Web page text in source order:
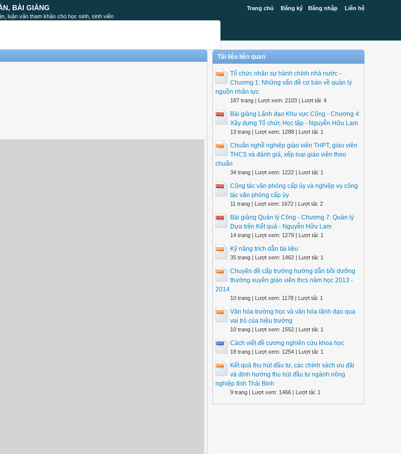
Trang chủ Đăng ký Đăng nhập Liên hệ
BÀI GIẢNG
luận văn tham khảo cho học sinh, sinh viên
Tài liệu liên quan
Tổ chức nhân sự hành chính nhà nước -
Chương 1: Những vấn đề cơ bản về quản lý
nguồn nhân lực
187 trang | Lượt xem: 2103 | Lượt tải: 4
Bài giảng Lãnh đạo Khu vực Công - Chương 4:
Xây dựng Tổ chức Học tập - Nguyễn Hữu Lam
13 trang | Lượt xem: 1288 | Lượt tải: 1
Chuẩn nghề nghiệp giáo viên THPT, giáo viên
THCS và đánh giá, xếp loại giáo viên theo
chuẩn
34 trang | Lượt xem: 1222 | Lượt tải: 1
Công tác văn phòng cấp ủy và nghiệp vụ công
tác văn phòng cấp ủy
11 trang | Lượt xem: 1672 | Lượt tải: 2
Bài giảng Quản lý Công - Chương 7: Quản lý
Dựa trên Kết quả - Nguyễn Hữu Lam
14 trang | Lượt xem: 1279 | Lượt tải: 1
Kỹ năng trích dẫn tài liệu
35 trang | Lượt xem: 1462 | Lượt tải: 1
Chuyên đề cấp trường hướng dẫn bồi dưỡng
thường xuyên giáo viên thcs năm học 2013 -
2014
10 trang | Lượt xem: 1178 | Lượt tải: 1
Văn hóa trường học và văn hóa lãnh đạo qua
vai trò của hiệu trưởng
10 trang | Lượt xem: 1552 | Lượt tải: 1
Cách viết đề cương nghiên cứu khoa học
18 trang | Lượt xem: 1254 | Lượt tải: 1
Kết quả thu hút đầu tư, các chính sách ưu đãi
và định hướng thu hút đầu tư ngành nông
nghiệp tỉnh Thái Bình
9 trang | Lượt xem: 1466 | Lượt tải: 1